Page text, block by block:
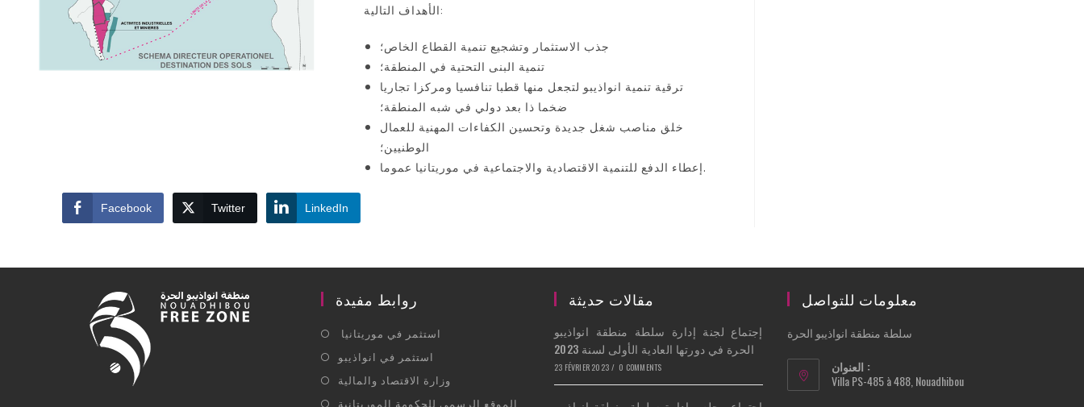
الأهداف التالية:
جذب الاستثمار وتشجيع تنمية القطاع الخاص؛
تنمية البنى التحتية في المنطقة؛
ترقية تنمية انواذيبو لتجعل منها قطبا تنافسيا ومركزا تجاريا
ضخما ذا بعد دولي في شبه المنطقة؛
خلق مناصب شغل جديدة وتحسين الكفاءات المهنية للعمال
الوطنيين؛
إعطاء الدفع للتنمية الاقتصادية والاجتماعية في موريتانيا عموما.
Facebook Twitter LinkedIn
روابط مفيدة
استثمر في موريتانيا
new
استثمر في انواذيبو
in
وزارة الاقتصاد والمالية
الموقع الرسمي للحكومة الموريتانية
مقالات حديثة
إجتماع لجنة إدارة سلطة منطقة انواذيبو
الحرة في دورتها العادية الأولى لسنة 2023
23 FÉVRIER 2023 / 0 COMMENTS
معلومات للتواصل
سلطة منطقة انواذيبو الحرة
العنوان :
Villa PS-485 à 488, Nouadhibou